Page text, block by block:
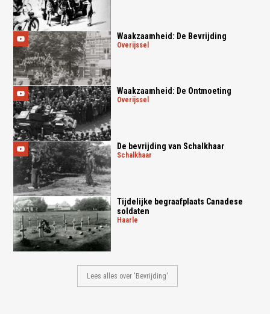
Waakzaamheid: De Bevrijding
overijssel
Waakzaamheid: De Ontmoeting
overijssel
De bevrijding van Schalkhaar
schalkhaar
Tijdelijke begraafplaats Canadese
soldaten
haarle
Lees alles over 'Bevrijding'